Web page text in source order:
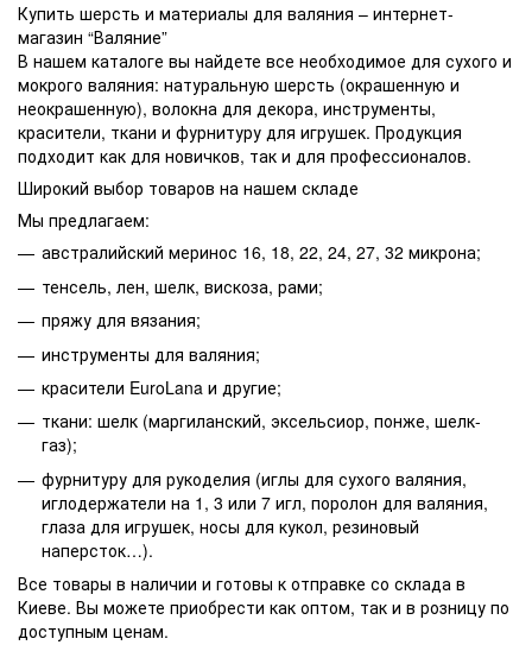
Купить шерсть и материалы для валяния – интернет-
магазин “Валяние”
В нашем каталоге вы найдете все необходимое для сухого и
мокрого валяния: натуральную шерсть (окрашенную и
неокрашенную), волокна для декора, инструменты,
красители, ткани и фурнитуру для игрушек. Продукция
подходит как для новичков, так и для профессионалов.
Широкий выбор товаров на нашем складе
Мы предлагаем:
австралийский меринос 16, 18, 22, 24, 27, 32 микрона;
тенсель, лен, шелк, вискоза, рами;
пряжу для вязания;
инструменты для валяния;
красители EuroLana и другие;
ткани: шелк (маргиланский, эксельсиор, понже, шелк-
газ);
фурнитуру для рукоделия (иглы для сухого валяния,
иглодержатели на 1, 3 или 7 игл, поролон для валяния,
глаза для игрушек, носы для кукол, резиновый
наперсток…).
Все товары в наличии и готовы к отправке со склада в
Киеве. Вы можете приобрести как оптом, так и в розницу по
доступным ценам.